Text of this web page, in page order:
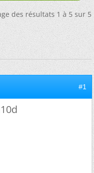
des résultats 1 à 5 sur 5
#1